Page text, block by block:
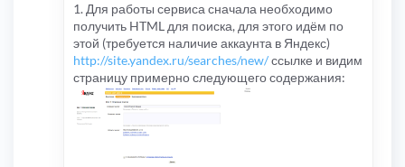
1. Для работы сервиса сначала необходимо
получить HTML для поиска, для этого идём по
этой (требуется наличие аккаунта в Яндекс)
http://site.yandex.ru/searches/new/ссылке и видим
страницу примерно следующего содержания: